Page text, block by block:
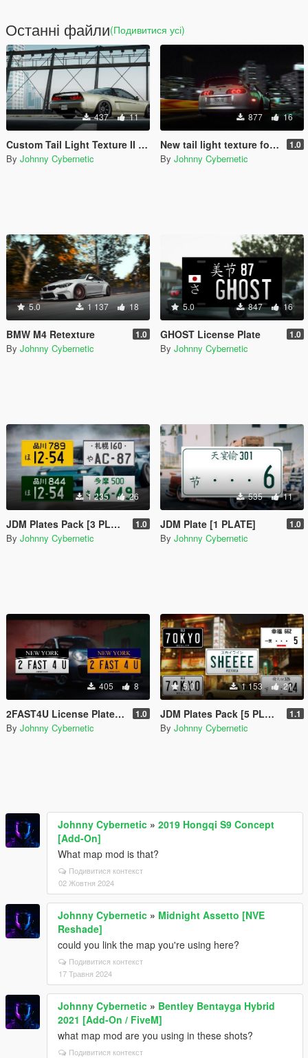
Останні файли(Подивитися усі)
437 11
Custom Tail Light Texture II for y97y's NSX-R (NA1)
By Johnny Cybernetic
877 16
New tail light texture for Vsoreny's Supra MKIV 1.0
By Johnny Cybernetic
5.0 1 137 18
BMW M4 Retexture 1.0
By Johnny Cybernetic
5.0 847 16
GHOST License Plate 1.0
By Johnny Cybernetic
1 235 26
JDM Plates Pack [3 PLATES + 1 Assetto Corsa Plate] 1.0
By Johnny Cybernetic
535 11
JDM Plate [1 PLATE] 1.0
By Johnny Cybernetic
405 8
2FAST4U License Plates [2 PLATES] 1.0
By Johnny Cybernetic
5.0 1 153 21
JDM Plates Pack [5 PLATES] 1.1
By Johnny Cybernetic
Johnny Cybernetic » 2019 Hongqi S9 Concept
[Add-On]
What map mod is that?
Подивитися контекст
02 Жовтня 2024
Johnny Cybernetic » Midnight Assetto [NVE
Reshade]
could you link the map you're using here?
Подивитися контекст
17 Травня 2024
Johnny Cybernetic » Bentley Bentayga Hybrid
2021 [Add-On / FiveM]
what map mod are you using in these shots?
Подивитися контекст